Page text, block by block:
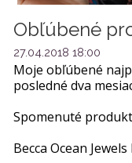
Obľúbené
27.04.2018 18:00
Moje obľúbené
posledné dva
Spomenuté
Becca Ocean